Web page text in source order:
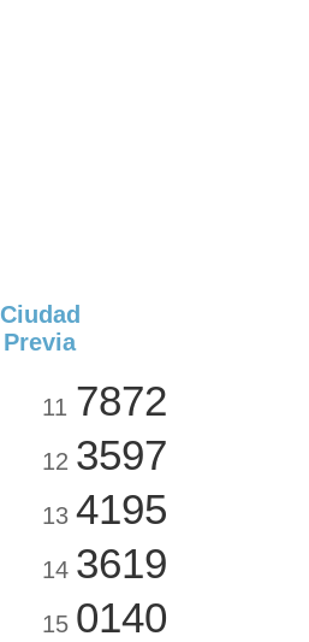
Ciudad
Previa
11 7872
12 3597
13 4195
14 3619
15 0140